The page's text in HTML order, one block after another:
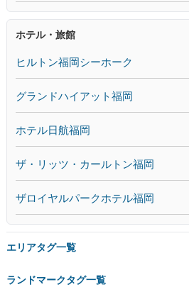
ホテル・旅館
ヒルトン福岡シーホーク
グランドハイアット福岡
ホテル日航福岡
ザ・リッツ・カールトン福岡
ザロイヤルパークホテル福岡
エリアタグ一覧
ランドマークタグ一覧